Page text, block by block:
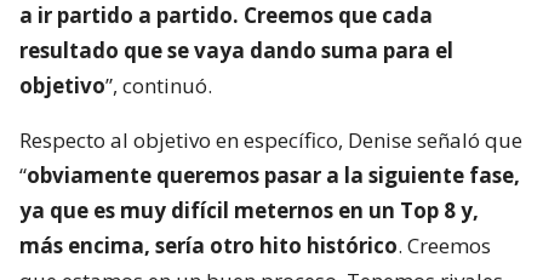
a ir partido a partido. Creemos que cada
resultado que se vaya dando suma para el
objetivo”, continuó.
Respecto al objetivo en específico, Denise señaló que
“obviamente queremos pasar a la siguiente fase,
ya que es muy difícil meternos en un Top 8 y,
más encima, sería otro hito histórico. Creemos